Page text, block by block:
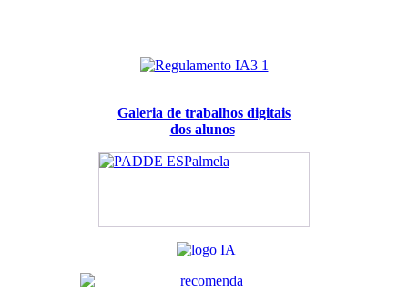
Galeria de trabalhos digitais
dos alunos